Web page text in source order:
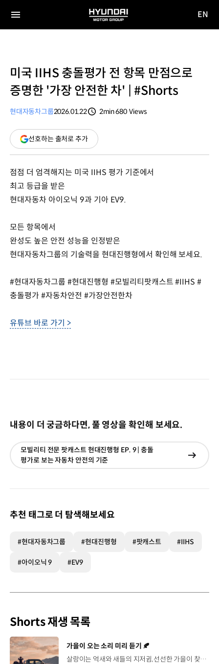
전체
HYUNDAI
MOTOR
EN
미국 IIHS 충돌평가 전 항목 만점으로
증명한 '가장 안전한 차' | #Shorts
현대자동차그룹2026.01.22
2min680 Views
선호하는 출처로 추가(새
창
점점 더 엄격해지는 미국 IIHS 평가 기준에서
최고 등급을 받은
현대자동차 아이오닉 9과 기아 EV9.
모든 항목에서
완성도 높은 안전 성능을 인정받은
현대자동차그룹의 기술력을 현대진행형에서 확인해 보세요.
#현대자동차그룹 #현대진행형 #모빌리티팟캐스트 #IIHS #
충돌평가 #자동차안전 #가장안전한차
유튜브 바로 가기 >
내용이 더 궁금하다면, 풀 영상을 확인해 보세요.
모빌리티 전문 팟캐스트 현대진행형 EP. 9 | 충돌
평가로 보는 자동차 안전의 기준
현재
이동
추천 태그로 더 탐색해보세요
#현대자동차그룹 #현대진행형 #팟캐스트 #IIHS
#아이오닉 9 #EV9
Shorts 재생 목록
[동영상]
가을이 오는 소리 미리 듣기 🍂
살랑이는 억새와 새들의 지저귐,선선한 가을이 찾아오는 소리. 더 기아 타스만과 함께 계절을 만나보세요. 🎧 *본 영상은 AI를 활용해 제작했습니다. #기아 #더기아타스만 #타스만 #가을 #입추 #Tasman #ASMR